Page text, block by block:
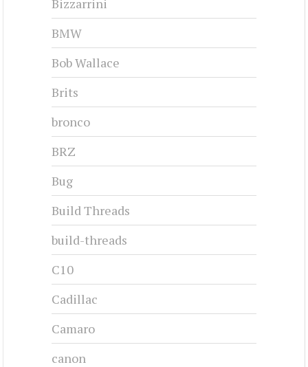
Bizzarrini
BMW
Bob Wallace
Brits
bronco
BRZ
Bug
Build Threads
build-threads
C10
Cadillac
Camaro
canon